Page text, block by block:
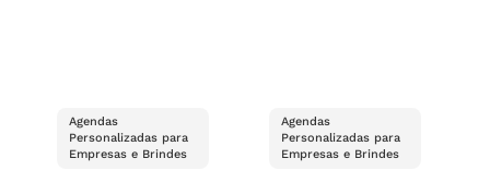
Agendas
Personalizadas para
Empresas e Brindes
Agendas
Personalizadas para
Empresas e Brindes